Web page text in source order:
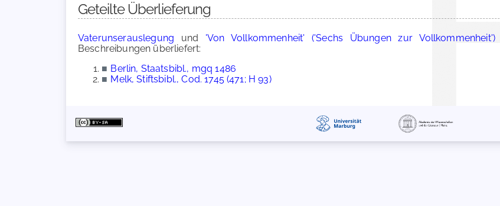
Geteilte Überlieferung
Vaterunserauslegung und 'Von Vollkommenheit' ('Sechs Übungen zur Vollkommenheit')
Beschreibungen überliefert:
■ Berlin, Staatsbibl., mgq 1486
■ Melk, Stiftsbibl., Cod. 1745 (471; H 93)